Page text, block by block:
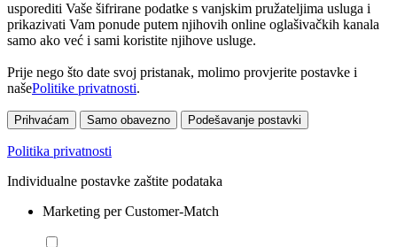
usporediti Vaše šifrirane podatke s vanjskim pružateljima usluga i
prikazivati Vam ponude putem njihovih online oglašivačkih kanala
samo ako već i sami koristite njihove usluge.
Prije nego što date svoj pristanak, molimo provjerite postavke i
našePolitike privatnosti.
Prihvaćam Samo obavezno Podešavanje postavki
Politika privatnosti
Individualne postavke zaštite podataka
Marketing per Customer-Match